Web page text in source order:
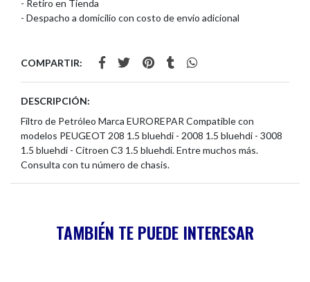
- Retiro en Tienda
- Despacho a domicilio con costo de envío adicional
COMPARTIR:
DESCRIPCIÓN:
Filtro de Petróleo Marca EUROREPAR Compatible con
modelos PEUGEOT 208 1.5 bluehdi - 2008 1.5 bluehdi - 3008
1.5 bluehdi - Citroen C3 1.5 bluehdi. Entre muchos más.
Consulta con tu número de chasis.
TAMBIÉN TE PUEDE INTERESAR